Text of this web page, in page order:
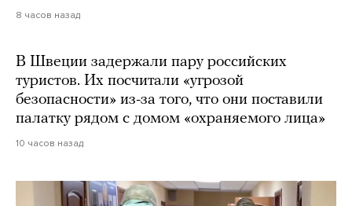
8 часов назад
В Швеции задержали пару российских
туристов. Их посчитали «угрозой
безопасности» из-за того, что они поставили
палатку рядом с домом «охраняемого лица»
10 часов назад